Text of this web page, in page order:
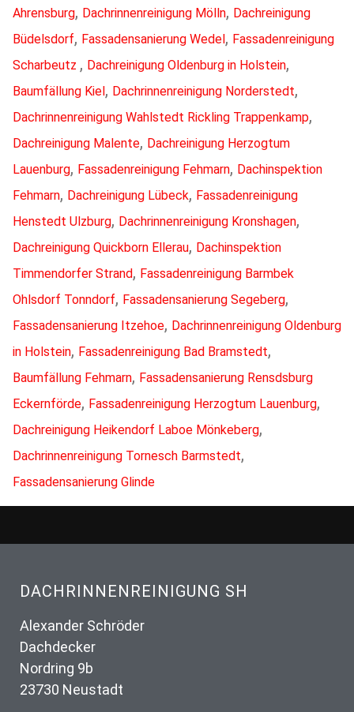
Ahrensburg, Dachrinnenreinigung Mölln, Dachreinigung
Büdelsdorf, Fassadensanierung Wedel, Fassadenreinigung
Scharbeutz , Dachreinigung Oldenburg in Holstein,
Baumfällung Kiel, Dachrinnenreinigung Norderstedt,
Dachrinnenreinigung Wahlstedt Rickling Trappenkamp,
Dachreinigung Malente, Dachreinigung Herzogtum
Lauenburg, Fassadenreinigung Fehmarn, Dachinspektion
Fehmarn, Dachreinigung Lübeck, Fassadenreinigung
Henstedt Ulzburg, Dachrinnenreinigung Kronshagen,
Dachreinigung Quickborn Ellerau, Dachinspektion
Timmendorfer Strand, Fassadenreinigung Barmbek
Ohlsdorf Tonndorf, Fassadensanierung Segeberg,
Fassadensanierung Itzehoe, Dachrinnenreinigung Oldenburg
in Holstein, Fassadenreinigung Bad Bramstedt,
Baumfällung Fehmarn, Fassadensanierung Rensdsburg
Eckernförde, Fassadenreinigung Herzogtum Lauenburg,
Dachreinigung Heikendorf Laboe Mönkeberg,
Dachrinnenreinigung Tornesch Barmstedt,
Fassadensanierung Glinde
DACHRINNENREINIGUNG SH
Alexander Schröder
Dachdecker
Nordring 9b
23730 Neustadt